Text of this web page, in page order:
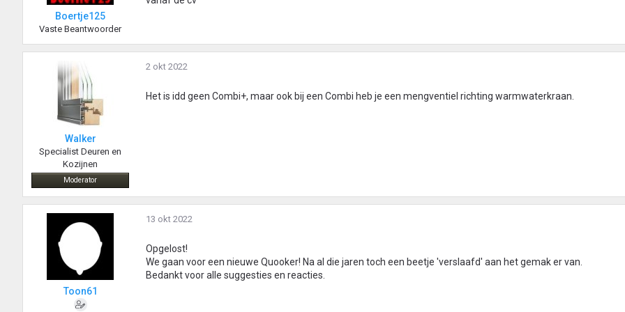
Boertje125
Vaste Beantwoorder
Walker
Specialist Deuren en
Kozijnen
Moderator
2 okt 2022
Het is idd geen Combi+, maar ook bij een Combi heb je een mengventiel richting warmwaterkraan.
Toon61
13 okt 2022
Opgelost!
We gaan voor een nieuwe Quooker! Na al die jaren toch een beetje 'verslaafd' aan het gemak er van.
Bedankt voor alle suggesties en reacties.